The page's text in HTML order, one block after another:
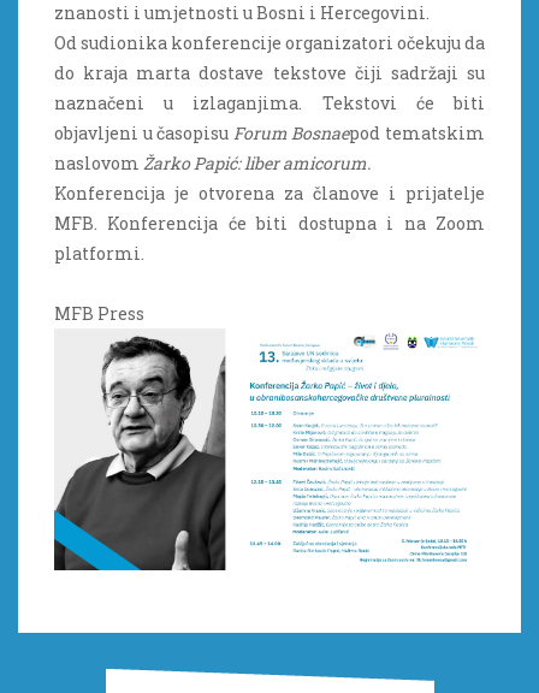
znanosti i umjetnosti u Bosni i Hercegovini.
Od sudionika konferencije organizatori očekuju da
do kraja marta dostave tekstove čiji sadržaji su
naznačeni u izlaganjima. Tekstovi će biti
objavljeni u časopisu Forum Bosnaepod tematskim
naslovom Žarko Papić: liber amicorum.
Konferencija je otvorena za članove i prijatelje
MFB. Konferencija će biti dostupna i na Zoom
platformi.
MFB Press